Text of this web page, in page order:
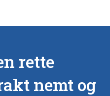
rette
nemt og